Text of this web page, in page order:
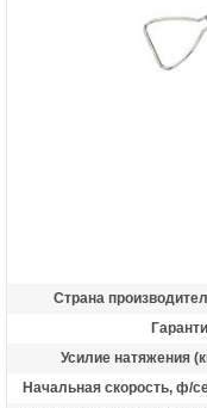
Страна
Усилие натяжения
Начальная скорость, ф/